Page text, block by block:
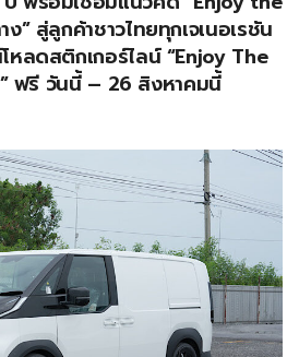
” สู่ลูกค้าชาวไทยทุกเจเนอเรชัน
ลดสติกเกอร์ไลน์ “Enjoy The
ฟรี วันนี้ – 26 สิงหาคมนี้